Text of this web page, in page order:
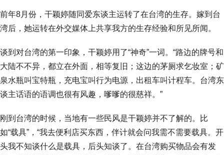
前年8月份，干颖婷随同爱东谈主运转了在台湾的生存。嫁到台
湾后，她运转在外交媒体上共享我方的生存经验和所见所闻。
谈到对台湾的第一印象，干颖婷用了“神奇”一词。“路边的牌号和
大陆不不异，都立在外面，相等复旧；这边的茅厕求乞妆室；矿
泉水瓶叫宝特瓶，充电宝叫行为电源，出租车叫计程车。台湾东
谈主话语的语调也很有风趣，嗲嗲的很慈祥。”
刚到台湾的时候，当地有一些民风是干颖婷并不了解的。比
如“载具”，“我去便利店买东西，伴计就会问我需不需要载具。开
头我不知谈什么是载具，后头知谈了。在台湾购买物品会有发